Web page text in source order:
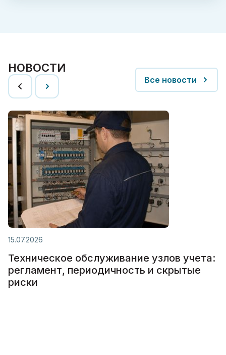
НОВОСТИ
Все новости
15.07.2026
Техническое обслуживание узлов учета:
регламент, периодичность и скрытые
риски